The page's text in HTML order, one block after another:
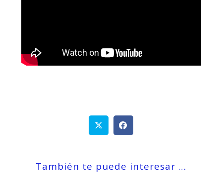
También te puede interesar …